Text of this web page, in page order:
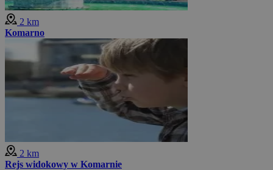
2 km
Komarno
2 km
Rejs widokowy w Komarnie